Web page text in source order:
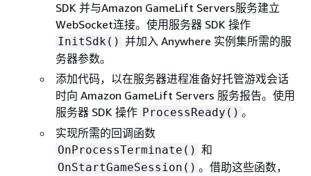
SDK 并与Amazon GameLift Servers服务建立
WebSocket连接。使用服务器 SDK 操作
InitSdk() 并加入 Anywhere 实例集所需的服
务器参数。
添加代码，以在服务器进程准备好托管游戏会话
时向 Amazon GameLift Servers 服务报告。使用
服务器 SDK 操作 ProcessReady() 。
实现所需的回调函数
OnProcessTerminate() 和
OnStartGameSession() 。借助这些函数，